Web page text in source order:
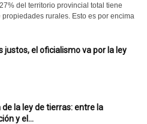
del territorio provincial total tiene
rurales. Esto es por encima
justos, el oficialismo va por la ley
la ley de tierras: entre la
y el...